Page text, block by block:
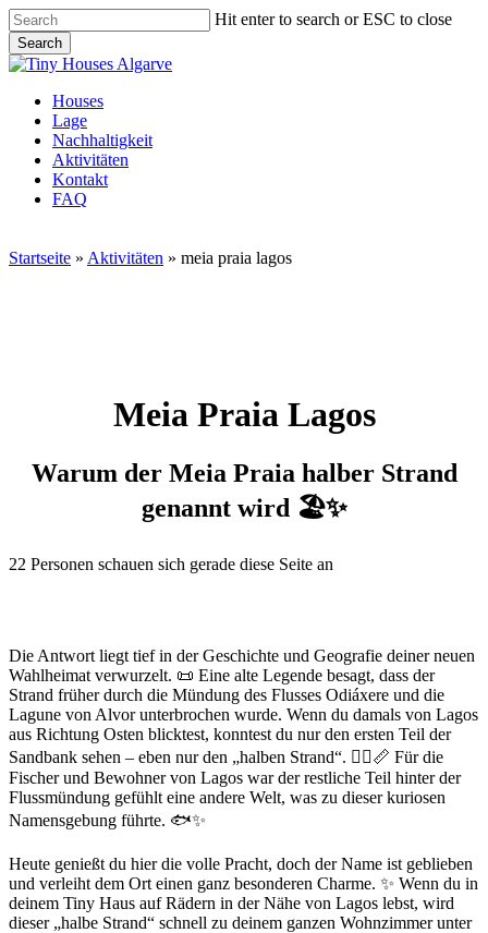
Skip
to
main
content
Hit enter to search or ESC to close
Search
Close
Menu
Houses
Lage
Nachhaltigkeit
Aktivitäten
Kontakt
FAQ
Startseite » Aktivitäten » meia praia lagos
Meia Praia Lagos
Warum der Meia Praia halber Strand
genannt wird 🏖️✨
22 Personen schauen sich gerade diese Seite an
Die Antwort liegt tief in der Geschichte und Geografie deiner neuen
Wahlheimat verwurzelt. 📜 Eine alte Legende besagt, dass der
Strand früher durch die Mündung des Flusses Odiáxere und die
Lagune von Alvor unterbrochen wurde. Wenn du damals von Lagos
aus Richtung Osten blicktest, konntest du nur den ersten Teil der
Sandbank sehen – eben nur den „halben Strand“. 🚣‍♂️📏 Für die
Fischer und Bewohner von Lagos war der restliche Teil hinter der
Flussmündung gefühlt eine andere Welt, was zu dieser kuriosen
Namensgebung führte. 🐟✨
Heute genießt du hier die volle Pracht, doch der Name ist geblieben
und verleiht dem Ort einen ganz besonderen Charme. ✨ Wenn du in
deinem Tiny Haus auf Rädern in der Nähe von Lagos lebst, wird
dieser „halbe Strand“ schnell zu deinem ganzen Wohnzimmer unter